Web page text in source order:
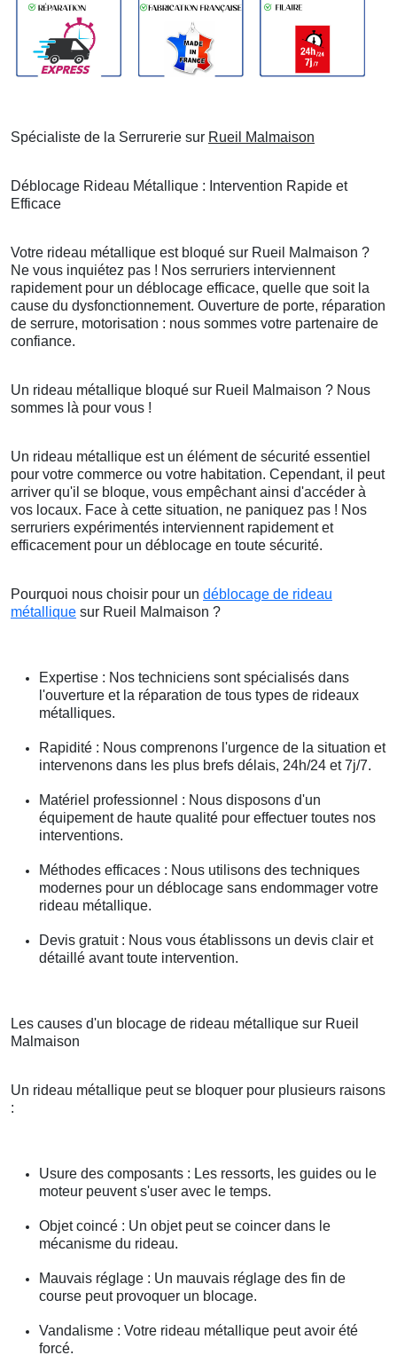
Spécialiste de la Serrurerie sur Rueil Malmaison
Déblocage Rideau Métallique : Intervention Rapide et
Efficace
Votre rideau métallique est bloqué sur Rueil Malmaison ?
Ne vous inquiétez pas ! Nos serruriers interviennent
rapidement pour un déblocage efficace, quelle que soit la
cause du dysfonctionnement. Ouverture de porte, réparation
de serrure, motorisation : nous sommes votre partenaire de
confiance.
Un rideau métallique bloqué sur Rueil Malmaison ? Nous
sommes là pour vous !
Un rideau métallique est un élément de sécurité essentiel
pour votre commerce ou votre habitation. Cependant, il peut
arriver qu'il se bloque, vous empêchant ainsi d'accéder à
vos locaux. Face à cette situation, ne paniquez pas ! Nos
serruriers expérimentés interviennent rapidement et
efficacement pour un déblocage en toute sécurité.
Pourquoi nous choisir pour un déblocage de rideau
métallique sur Rueil Malmaison ?
Expertise : Nos techniciens sont spécialisés dans
l'ouverture et la réparation de tous types de rideaux
métalliques.
Rapidité : Nous comprenons l'urgence de la situation et
intervenons dans les plus brefs délais, 24h/24 et 7j/7.
Matériel professionnel : Nous disposons d'un
équipement de haute qualité pour effectuer toutes nos
interventions.
Méthodes efficaces : Nous utilisons des techniques
modernes pour un déblocage sans endommager votre
rideau métallique.
Devis gratuit : Nous vous établissons un devis clair et
détaillé avant toute intervention.
Les causes d'un blocage de rideau métallique sur Rueil
Malmaison
Un rideau métallique peut se bloquer pour plusieurs raisons
:
Usure des composants : Les ressorts, les guides ou le
moteur peuvent s'user avec le temps.
Objet coincé : Un objet peut se coincer dans le
mécanisme du rideau.
Mauvais réglage : Un mauvais réglage des fin de
course peut provoquer un blocage.
Vandalisme : Votre rideau métallique peut avoir été
forcé.